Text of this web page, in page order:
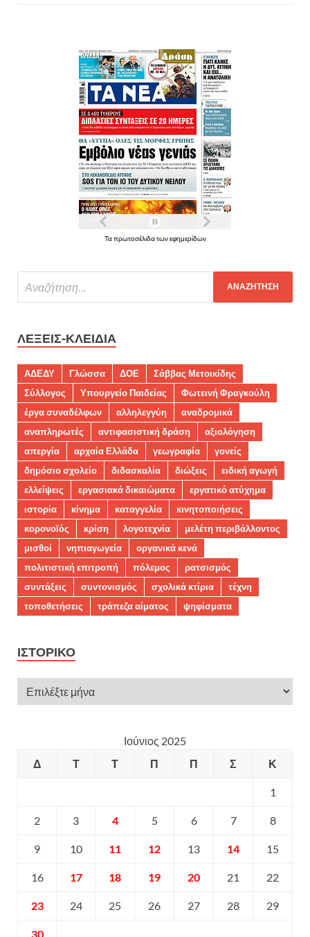
Τα πρωτοσέλιδα των εφημερίδων
ΛΈΞΕΙΣ-ΚΛΕΙΔΙΆ
ΑΔΕΔΥ Γλώσσα ΔΟΕ
Σάββας Μετοικίδης
Σύλλογος
Υπουργείο Παιδείας
Φωτεινή Φραγκούλη
έργα συναδέλφων
αλληλεγγύη
αναδρομικά
αναπληρωτές
αντιφασιστική δράση
αξιολόγηση
απεργία
αρχαία Ελλάδα γεωγραφία
γονείς
δημόσιο σχολείο
διδασκαλία διώξεις
ειδική αγωγή
ελλείψεις
εργασιακά δικαιώματα
εργατικό ατύχημα
ιστορία
κίνημα καταγγελία
κινητοποιήσεις
κορονοϊός
κρίση λογοτεχνία
μελέτη περιβάλλοντος
μισθοί
νηπιαγωγεία
οργανικά κενά
πολιτιστική επιτροπή
πόλεμος
ρατσισμός
συντάξεις
συντονισμός σχολικά κτίρια
τέχνη
τοποθετήσεις
τράπεζα αίματος ψηφίσματα
ΙΣΤΟΡΙΚΌ
Ιούνιος 2025
Δ
Τ Τ Π Π Σ Κ
1
2 3 4 5 6 7 8
9 10 11 12 13 14 15
16 17 18 19 20 21 22
23 24 25 26 27 28 29
30